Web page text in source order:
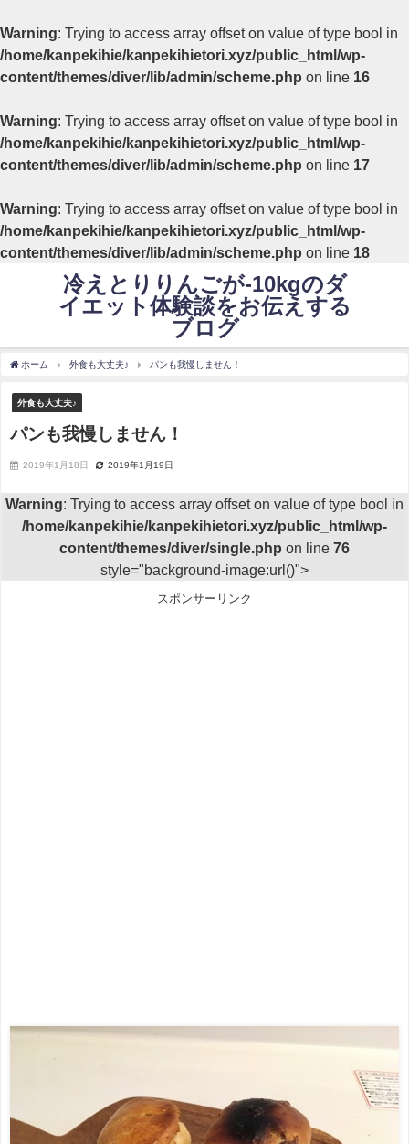
Warning: Trying to access array offset on value of type bool in
/home/kanpekihie/kanpekihietori.xyz/public_html/wp-
content/themes/diver/lib/admin/scheme.php on line 16
Warning: Trying to access array offset on value of type bool in
/home/kanpekihie/kanpekihietori.xyz/public_html/wp-
content/themes/diver/lib/admin/scheme.php on line 17
Warning: Trying to access array offset on value of type bool in
/home/kanpekihie/kanpekihietori.xyz/public_html/wp-
content/themes/diver/lib/admin/scheme.php on line 18
冷えとりりんごが-10kgのダ
イエット体験談をお伝えする
ブログ
ホーム 外食も大丈夫♪ パンも我慢しません！
外食も大丈夫♪
パンも我慢しません！
2019年1月18日 2019年1月19日
Warning: Trying to access array offset on value of type bool in
/home/kanpekihie/kanpekihietori.xyz/public_html/wp-
content/themes/diver/single.php on line 76
style="background-image:url()">
スポンサーリンク